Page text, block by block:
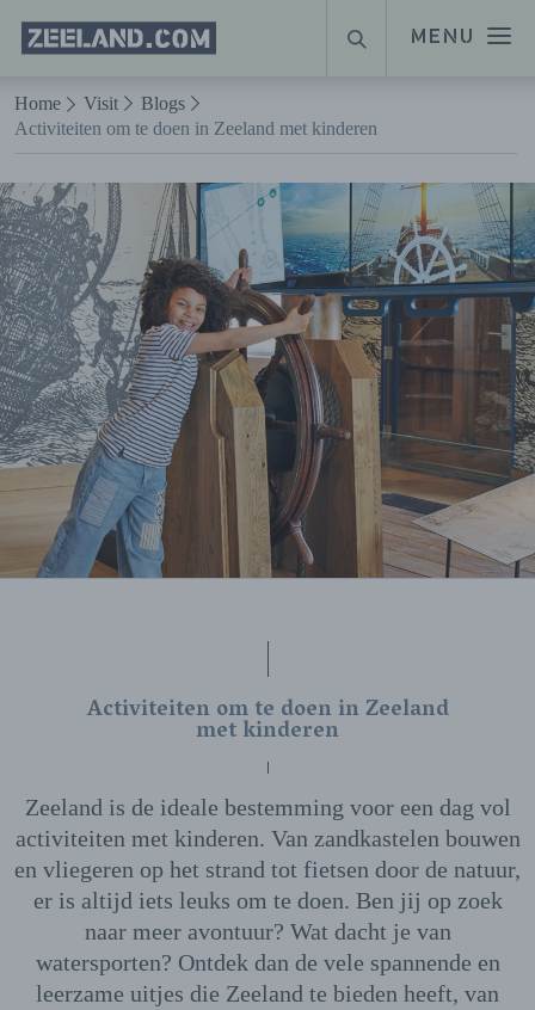
Naar hoofdinhoud
MENU
Homepage
Zeeland.com
ZOEKEN
Home Visit
Blogs
Activiteiten om te doen in Zeeland met kinderen
Activiteiten om te doen in Zeeland
met kinderen
Zeeland is de ideale bestemming voor een dag vol
activiteiten met kinderen. Van zandkastelen bouwen
en vliegeren op het strand tot fietsen door de natuur,
er is altijd iets leuks om te doen. Ben jij op zoek
naar meer avontuur? Wat dacht je van
watersporten? Ontdek dan de vele spannende en
leerzame uitjes die Zeeland te bieden heeft, van